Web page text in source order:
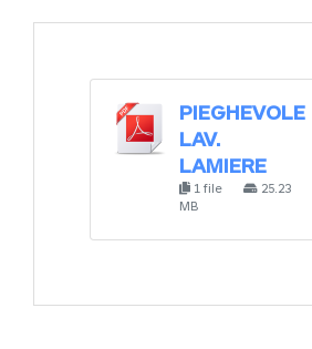
PIEGHEVOLE
LAV.
LAMIERE
1 file
25.23
MB